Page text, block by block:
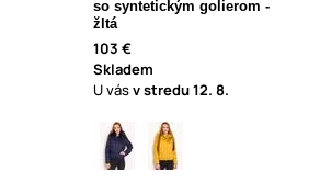
so syntetickým golierom -
žltá
103 €
Skladem
U vásv stredu12. 8.